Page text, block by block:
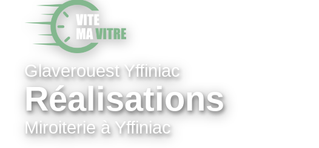
Glaverouest Yffiniac
Réalisations
Miroiterie à Yffiniac